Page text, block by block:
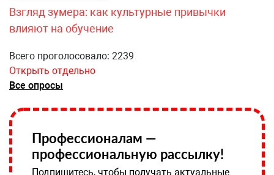
Взгляд зумера: как культурные привычки
влияют на обучение
Всего проголосовало: 2239
Открыть отдельно
Все опросы
Профессионалам —
профессиональную рассылку!
Подпишитесь, чтобы получать актуальные